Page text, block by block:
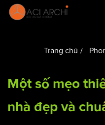
Trang chủ
Một số mẹo
nhà đẹp và